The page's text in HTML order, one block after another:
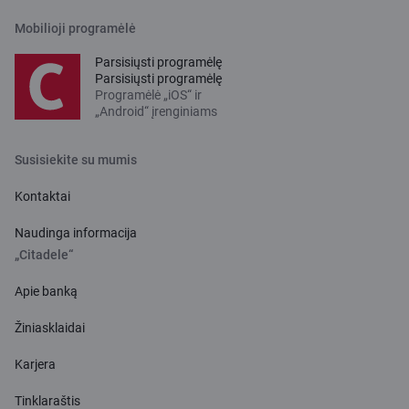
Mobilioji programėlė
Parsisiųsti programėlę
Parsisiųsti programėlę
Programėlė „iOS“ ir
„Android“ įrenginiams
Susisiekite su mumis
Kontaktai
Naudinga informacija
„Citadele“
Apie banką
Žiniasklaidai
Karjera
Tinklaraštis